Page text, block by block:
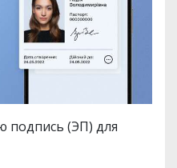
подпись (ЭП) для